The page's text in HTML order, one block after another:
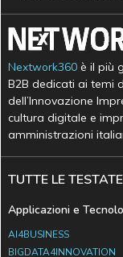
Nextwork360 è il più
B2B dedicati ai temi
dell’Innovazione
cultura digitale e
amministrazioni
TUTTE LE TESTATE
Applicazioni e
AI4BUSINESS
BIGDATA4INNOVATION